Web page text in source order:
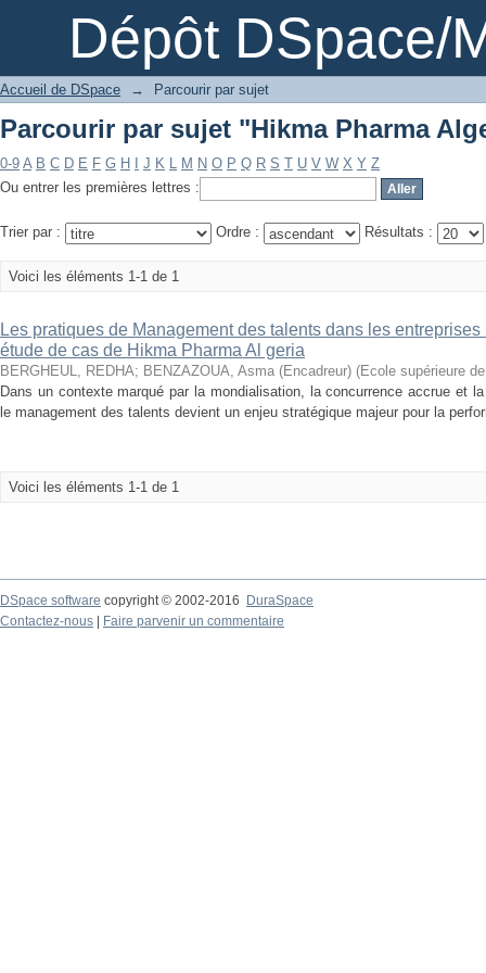
Dépôt DSpace/
Parcourir par sujet "Hikma Pharma
Accueil de DSpace → Parcourir par sujet
Parcourir par sujet "Hikma Pharma
0-9 A B C D E F G H J K L M N O P Q R S T U V W X Y Z
Ou entrer les premières lettres :
Trier par : Ordre : Résultats :
Voici les éléments 1-1 de 1
Les pratiques de Management des talents dans les
étude de cas de Hikma Pharma Al geria
BERGHEUL, REDHA; BENZAZOUA, Asma (Encadreur) (Ecole supérieure
Dans un contexte marqué par la mondialisation, la concurrence accrue et
le management des talents devient un enjeu stratégique majeur pour la
Voici les éléments 1-1 de 1
DSpace software copyright © 2002-2016
DuraSpace
Contactez-nous
Faire parvenir un commentaire